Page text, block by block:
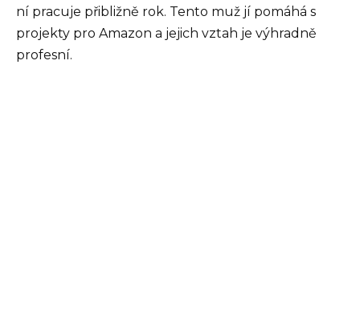
ní pracuje přibližně rok. Tento muž jí pomáhá s
projekty pro Amazon a jejich vztah je výhradně
profesní.